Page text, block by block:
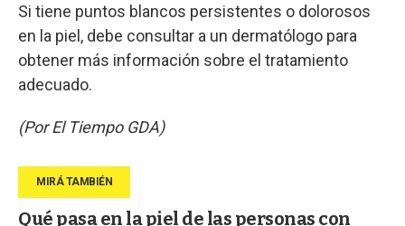
Si tiene puntos blancos persistentes o dolorosos
en la piel, debe consultar a un dermatólogo para
obtener más información sobre el tratamiento
adecuado.
(Por El Tiempo GDA)
Qué pasa en la piel de las personas con